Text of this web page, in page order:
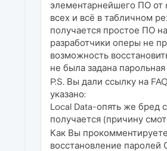
элементарнейшего ПО от
всех и всё в табличном
получается простое ПО
разработчики оперы не
возможность
не была задана парольная
P.S. Вы дали ссылку на
указано:
Local Data-опять же бред
получается (причину
Как Вы прокомментируете
восстановление паролей